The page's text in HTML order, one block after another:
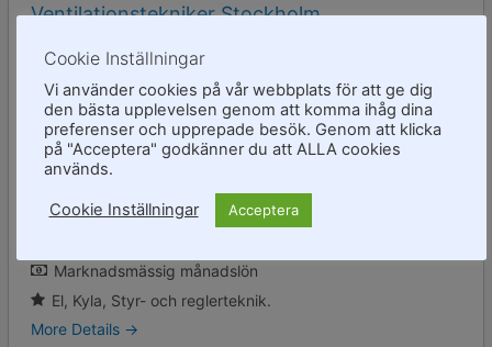
Ventilationstekniker Stockholm
Ventilationstekniker
Branscherfarenhet Serviceminded
Grundläggande
Engelska Svenska
Stockholm
B-Körkort
Marknadsmässig månadslön
El Kyla Styr- och reglerteknik.
More Details
Cookie Inställningar
Vi använder cookies på vår webbplats för att ge dig
den bästa upplevelsen genom att komma ihåg dina
preferenser och upprepade besök. Genom att klicka
på "Acceptera" godkänner du att ALLA cookies
används.
Cookie Inställningar Acceptera